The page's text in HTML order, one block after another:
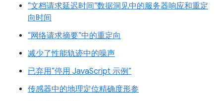
“文档请求延迟时间”数据洞见中的服务器响应和重定
向时间
“网络请求摘要”中的重定向
减少了性能轨迹中的噪声
已弃用“停用 JavaScript 示例”
传感器中的地理定位精确度形参